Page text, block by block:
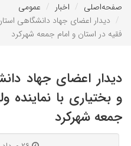
صفحه‌اصلی
اخبار
عمومی
دیدار اعضای جهاد دانشگاهی
فقیه در استان و امام جمعه شهرکرد
دیدار اعضای جهاد
و بختیاری با نماینده
جمعه شهرکرد